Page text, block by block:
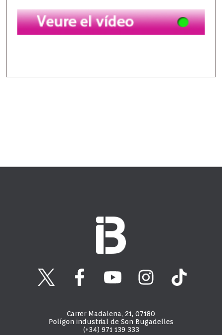
Carrer Madalena, 21, 07180
Polígon industrial de Son Bugadelles
(+34) 971 139 333